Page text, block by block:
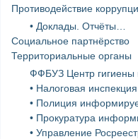
Противодействие
• Доклады. Отчёты…
Социальное партнёрство
Территориальные органы
ФФБУЗ Центр гигиены
• Налоговая
• Полиция
• Прокуратура
• Управление